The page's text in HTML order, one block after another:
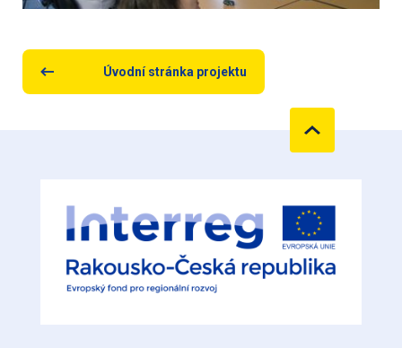
Úvodní stránka projektu